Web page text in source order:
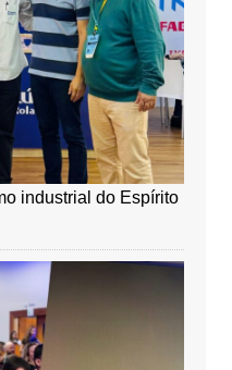
industrial do Espírito